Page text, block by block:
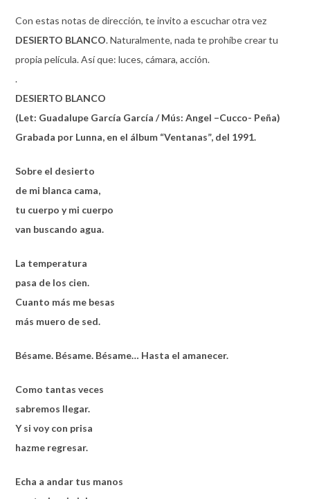
Con estas notas de dirección, te invito a escuchar otra vez
DESIERTO BLANCO. Naturalmente, nada te prohíbe crear tu
propia película. Así que: luces, cámara, acción.
.
DESIERTO BLANCO
(Let: Guadalupe García García / Mús: Angel –Cucco- Peña)
Grabada por Lunna, en el álbum “Ventanas”, del 1991.
Sobre el desierto
de mi blanca cama,
tu cuerpo y mi cuerpo
van buscando agua.
La temperatura
pasa de los cien.
Cuanto más me besas
más muero de sed.
Bésame. Bésame. Bésame… Hasta el amanecer.
Como tantas veces
sabremos llegar.
Y si voy con prisa
hazme regresar.
Echa a andar tus manos